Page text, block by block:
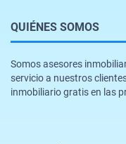
QUIÉNES SOMOS
Somos asesores
servicio a nuestros
inmobiliario gratis en las